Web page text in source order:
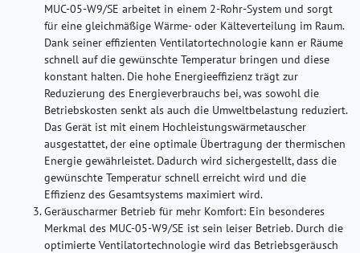
MUC-05-W9/SE arbeitet in einem 2-Rohr-System und sorgt
für eine gleichmäßige Wärme- oder Kälteverteilung im Raum.
Dank seiner effizienten Ventilatortechnologie kann er Räume
schnell auf die gewünschte Temperatur bringen und diese
konstant halten. Die hohe Energieeffizienz trägt zur
Reduzierung des Energieverbrauchs bei, was sowohl die
Betriebskosten senkt als auch die Umweltbelastung reduziert.
Das Gerät ist mit einem Hochleistungswärmetauscher
ausgestattet, der eine optimale Übertragung der thermischen
Energie gewährleistet. Dadurch wird sichergestellt, dass die
gewünschte Temperatur schnell erreicht wird und die
Effizienz des Gesamtsystems maximiert wird.
Geräuscharmer Betrieb für mehr Komfort: Ein besonderes
Merkmal des MUC-05-W9/SE ist sein leiser Betrieb. Durch die
optimierte Ventilatortechnologie wird das Betriebsgeräusch